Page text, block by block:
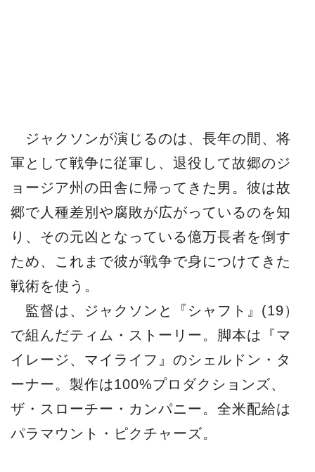
ジャクソンが演じるのは、長年の間、将
軍として戦争に従軍し、退役して故郷のジ
ョージア州の田舎に帰ってきた男。彼は故
郷で人種差別や腐敗が広がっているのを知
り、その元凶となっている億万長者を倒す
ため、これまで彼が戦争で身につけてきた
戦術を使う。
監督は、ジャクソンと『シャフト』(19）
で組んだティム・ストーリー。脚本は『マ
イレージ、マイライフ』のシェルドン・タ
ーナー。製作は100%プロダクションズ、
ザ・スローチー・カンパニー。全米配給は
パラマウント・ピクチャーズ。